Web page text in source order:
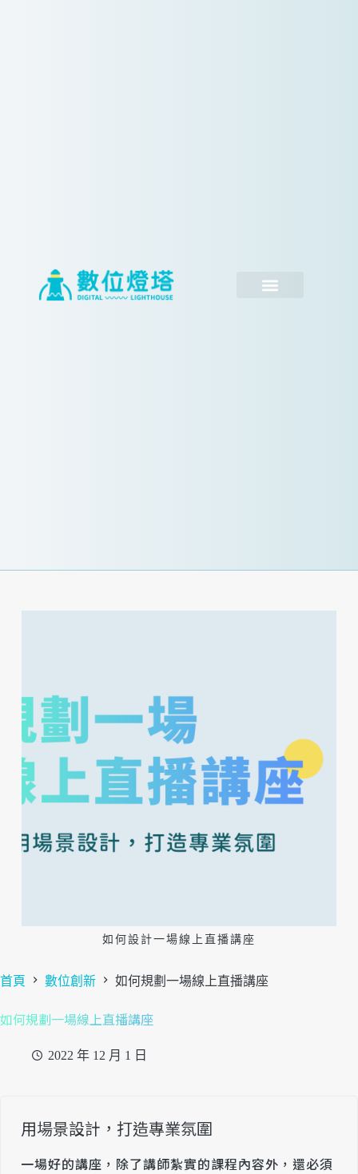
如何設計一場線上直播講座
首頁 數位創新 如何規劃一場線上直播講座
如何規劃一場線上直播講座
2022 年 12 月 1 日
用場景設計，打造專業氛圍
一場好的講座，除了講師紮實的課程內容外，還必須